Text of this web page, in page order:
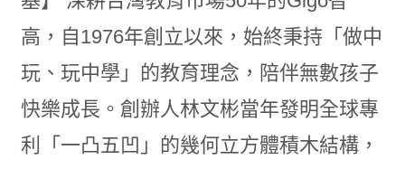
高，自1976年創立以來，始終秉持「做中
玩、玩中學」的教育理念，陪伴無數孩子
快樂成長。創辦人林文彬當年發明全球專
利「一凸五凹」的幾何立方體積木結構，